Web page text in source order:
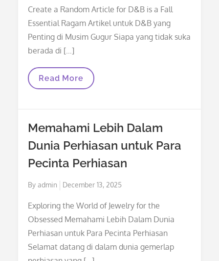
Create a Random Article for D&B is a Fall
Essential Ragam Artikel untuk D&B yang
Penting di Musim Gugur Siapa yang tidak suka
berada di […]
Ragam
Artikel
Yang
Di
Gugur
Read More
Memahami Lebih Dalam
Dunia Perhiasan untuk Para
Pecinta Perhiasan
Byadmin
Posted
December 13, 2025
Exploring the World of Jewelry for the
Obsessed Memahami Lebih Dalam Dunia
Perhiasan untuk Para Pecinta Perhiasan
Selamat datang di dalam dunia gemerlap